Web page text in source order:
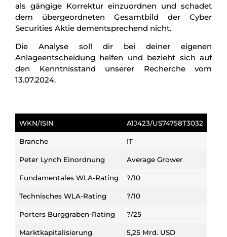
als gängige Korrektur einzuordnen und schadet
dem übergeordneten Gesamtbild der Cyber
Securities Aktie dementsprechend nicht.
Die Analyse soll dir bei deiner eigenen
Anlageentscheidung helfen und bezieht sich auf
den Kenntnisstand unserer Recherche vom
13.07.2024.
WKN/ISIN A1J423/US74758T3032
Branche IT
Peter Lynch Einordnung Average Grower
Fundamentales WLA-Rating ?/10
Technisches WLA-Rating ?/10
Porters Burggraben-Rating ?/25
Marktkapitalisierung 5,25 Mrd. USD